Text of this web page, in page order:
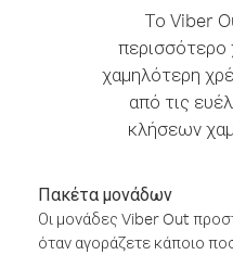
Το Viber
περισσότερο
χαμηλότερη
από τις
κλήσεων
Πακέτα μονάδων
Οι μονάδες Viber Out
όταν αγοράζετε κάποιο